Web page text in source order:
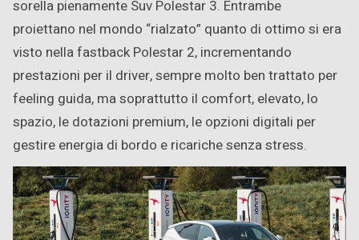
sorella pienamente Suv Polestar 3. Entrambe
proiettano nel mondo “rialzato” quanto di ottimo si era
visto nella fastback Polestar 2, incrementando
prestazioni per il driver, sempre molto ben trattato per
feeling guida, ma soprattutto il comfort, elevato, lo
spazio, le dotazioni premium, le opzioni digitali per
gestire energia di bordo e ricariche senza stress.